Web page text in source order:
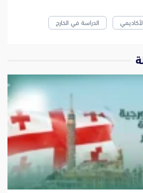
الدراسة في الخارج